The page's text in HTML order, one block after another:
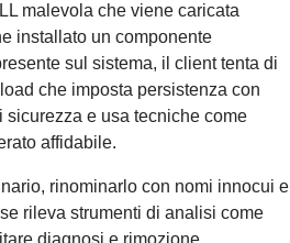
malevola che viene caricata
installato un componente
sul sistema, il client tenta di
che imposta persistenza con
e usa tecniche come
affidabile.
rinominarlo con nomi innocui e
rileva strumenti di analisi come